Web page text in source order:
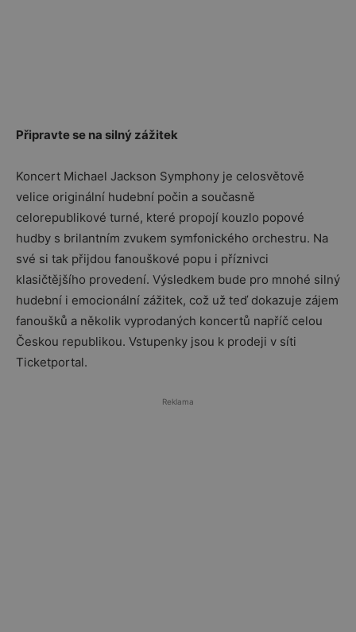
Připravte se na silný zážitek
Koncert Michael Jackson Symphony je celosvětově
velice originální hudební počin a současně
celorepublikové turné, které propojí kouzlo popové
hudby s brilantním zvukem symfonického orchestru. Na
své si tak přijdou fanouškové popu i příznivci
klasičtějšího provedení. Výsledkem bude pro mnohé silný
hudební i emocionální zážitek, což už teď dokazuje zájem
fanoušků a několik vyprodaných koncertů napříč celou
Českou republikou. Vstupenky jsou k prodeji v síti
Ticketportal.
Reklama